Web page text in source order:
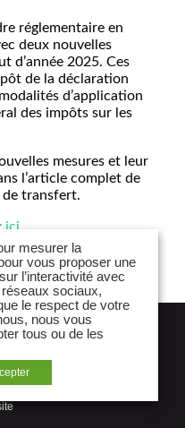
réglementaire en
deux nouvelles
d’année 2025. Ces
de la déclaration
d’application
des impôts sur les
mesures et leur
l’article complet de
de transfert.
ici
politique de
mesurer la
vous proposer une
l’interactivité avec
sociaux,
le respect de votre
nous vous
tous ou de les